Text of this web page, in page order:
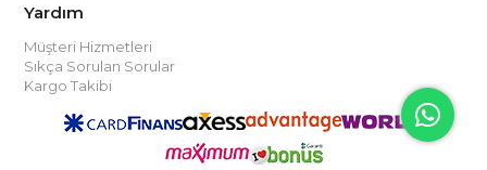
Yardım
Müşteri Hizmetleri
Sıkça Sorulan Sorular
Kargo Takibi